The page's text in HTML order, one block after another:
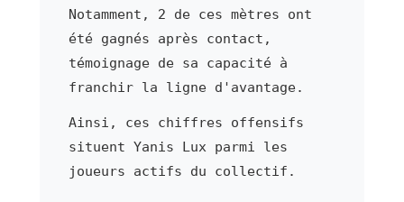
Notamment, 2 de ces mètres ont
été gagnés après contact,
témoignage de sa capacité à
franchir la ligne d'avantage.
Ainsi, ces chiffres offensifs
situent Yanis Lux parmi les
joueurs actifs du collectif.